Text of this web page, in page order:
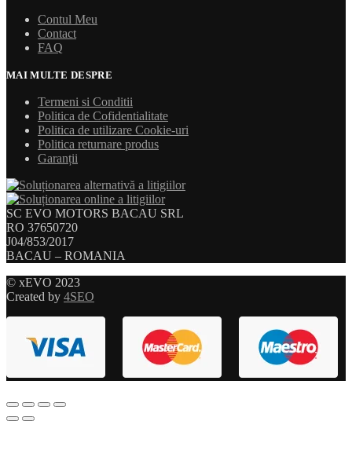
Contul Meu
Contact
FAQ
MAI MULTE DESPRE
Termeni si Conditii
Politica de Cofidentialitate
Politica de utilizare Cookie-uri
Politica returnare produs
Garanții
SC EVO MOTORS BACAU SRL
RO 37650720
J04/853/2017
BACAU – ROMANIA
© xEVO 2023
Created by 4SEO